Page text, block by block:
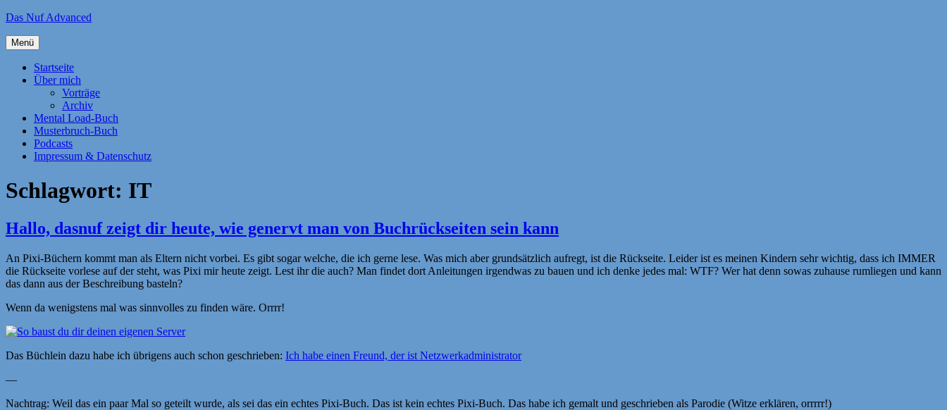
Zum
springen
Das Nuf Advanced
Menü
Startseite
Über mich
Vorträge
Archiv
Mental Load-Buch
Musterbruch-Buch
Podcasts
Impressum & Datenschutz
Schlagwort: IT
Hallo, dasnuf zeigt dir heute, wie genervt man von Buchrückseiten sein kann
An Pixi-Büchern kommt man als Eltern nicht vorbei. Es gibt sogar welche, die ich gerne lese. Was mich aber grundsätzlich aufregt, ist die Rückseite. Leider ist es meinen Kindern sehr wichtig, dass ich IMMER
die Rückseite vorlese auf der steht, was Pixi mir heute zeigt. Lest ihr die auch? Man findet dort Anleitungen irgendwas zu bauen und ich denke jedes mal: WTF? Wer hat denn sowas zuhause rumliegen und kann
das dann aus der Beschreibung basteln?
Wenn da wenigstens mal was sinnvolles zu finden wäre. Orrrr!
Das Büchlein dazu habe ich übrigens auch schon geschrieben: Ich habe einen Freund, der ist Netzwerkadministrator
—
Nachtrag: Weil das ein paar Mal so geteilt wurde, als sei das ein echtes Pixi-Buch. Das ist kein echtes Pixi-Buch. Das habe ich gemalt und geschrieben als Parodie (Witze erklären, orrrrr!)